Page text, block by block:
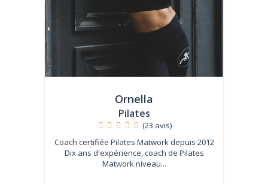
Ornella
Pilates
(23 avis)
Coach certifiée Pilates Matwork depuis 2012
Dix ans d'expérience, coach de Pilates
Matwork niveau...